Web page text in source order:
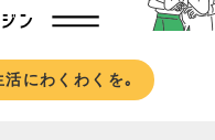
にわくわくを｡